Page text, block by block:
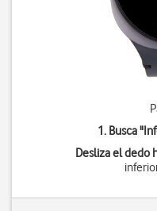
1. Busca "
Desliza el dedo